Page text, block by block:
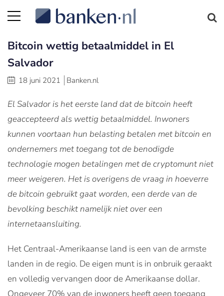
Bitcoin wettig betaalmiddel in El
Salvador
18 juni 2021 Banken.nl
El Salvador is het eerste land dat de bitcoin heeft
geaccepteerd als wettig betaalmiddel. Inwoners
kunnen voortaan hun belasting betalen met bitcoin en
ondernemers met toegang tot de benodigde
technologie mogen betalingen met de cryptomunt niet
meer weigeren. Het is overigens de vraag in hoeverre
de bitcoin gebruikt gaat worden, een derde van de
bevolking beschikt namelijk niet over een
internetaansluiting.
Het Centraal-Amerikaanse land is een van de armste
landen in de regio. De eigen munt is in onbruik geraakt
en volledig vervangen door de Amerikaanse dollar.